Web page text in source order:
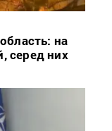
на
серед них